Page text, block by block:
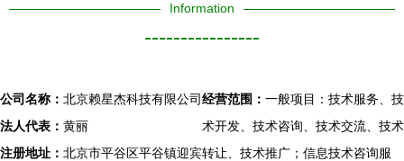
Information
----------------
公司名称： 北京赖星杰科技有限公司
法人代表： 黄丽
注册地址： 北京市平谷区平谷镇迎宾
经营范围： 一般项目：技术服务、技
术开发、技术咨询、技术交流、技术
转让、技术推广；信息技术咨询服